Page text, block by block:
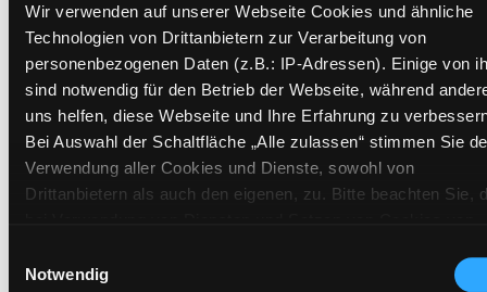
Wir verwenden auf unserer Webseite Cookies und ähnliche
Technologien von Drittanbietern zur Verarbeitung von
personenbezogenen Daten (z.B.: IP-Adressen). Einige von
sind notwendig für den Betrieb der Webseite, während
uns helfen, diese Webseite und Ihre Erfahrung zu
Bei Auswahl der Schaltfläche „Alle zulassen“ stimmen Sie
Verwendung aller Cookies und Dienste, sowohl von
Drittanbietern als auch den eigenen, zu. Bitte beachten Sie,
(Länder außerhalb des EWR ohne adäquates
Notwendig
Exemplare
Zweigstelle:Zanklhof
Signatur:JD.FB GRO
Standort 2: Ausleihe
Status: Verfügbar
Vorbestellungen: 0
Frist: